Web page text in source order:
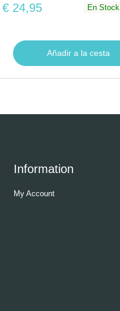
€ 24,95 En Stock
Añadir a la cesta
Information
My Account